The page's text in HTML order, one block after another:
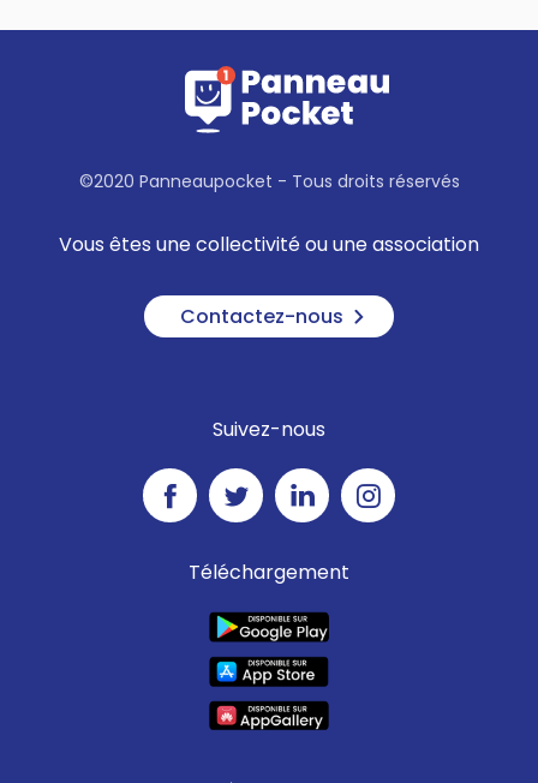
©2020 Panneaupocket - Tous droits réservés
Vous êtes une collectivité ou une association
Contactez-nous
Suivez-nous
Téléchargement